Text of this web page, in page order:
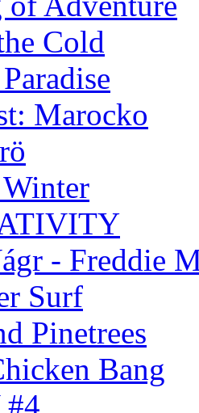
Cold
Marocko
- Freddie
Surf
Pinetrees
Bang
#4